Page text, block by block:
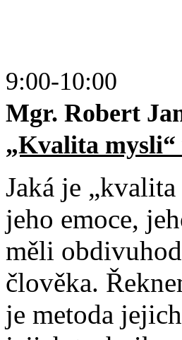
9:00-10:00
Mgr. Robert
„Kvalita
Jaká je
jeho emoce,
měli
člověka.
je metoda